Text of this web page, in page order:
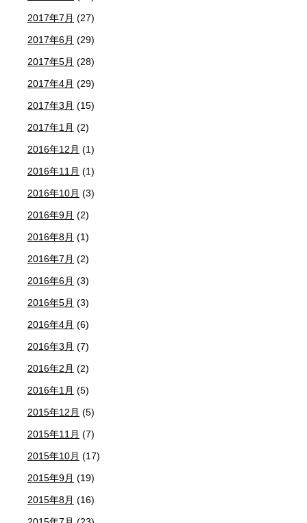
2017年7月 (27)
2017年6月 (29)
2017年5月 (28)
2017年4月 (29)
2017年3月 (15)
2017年1月 (2)
2016年12月 (1)
2016年11月 (1)
2016年10月 (3)
2016年9月 (2)
2016年8月 (1)
2016年7月 (2)
2016年6月 (3)
2016年5月 (3)
2016年4月 (6)
2016年3月 (7)
2016年2月 (2)
2016年1月 (5)
2015年12月 (5)
2015年11月 (7)
2015年10月 (17)
2015年9月 (19)
2015年8月 (16)